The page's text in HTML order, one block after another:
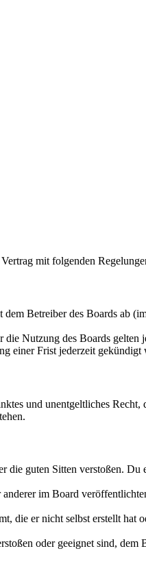
mit folgenden
Betreiber des Boards ab
Nutzung des Boards
einer Frist jederzeit gekündigt
und unentgeltliches
guten Sitten verstoßen. Du
im Board
er nicht selbst erstellt hat
oder geeignet sind,